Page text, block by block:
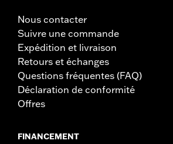
Nous contacter
Suivre une commande
Expédition et livraison
Retours et échanges
Questions fréquentes (FAQ)
Déclaration de conformité
Offres
FINANCEMENT